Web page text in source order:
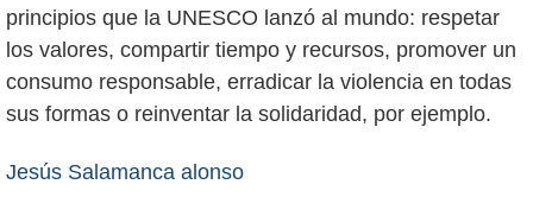
principios que la UNESCO lanzó al mundo: respetar
los valores, compartir tiempo y recursos, promover un
consumo responsable, erradicar la violencia en todas
sus formas o reinventar la solidaridad, por ejemplo.
Jesús Salamanca alonso